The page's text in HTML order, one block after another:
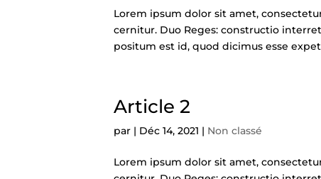
Lorem ipsum dolor sit amet,
cernitur. Duo Reges: constructio
positum est id, quod dicimus esse
Article 2
par | Déc 14, 2021 | Non classé
Lorem ipsum dolor sit amet,